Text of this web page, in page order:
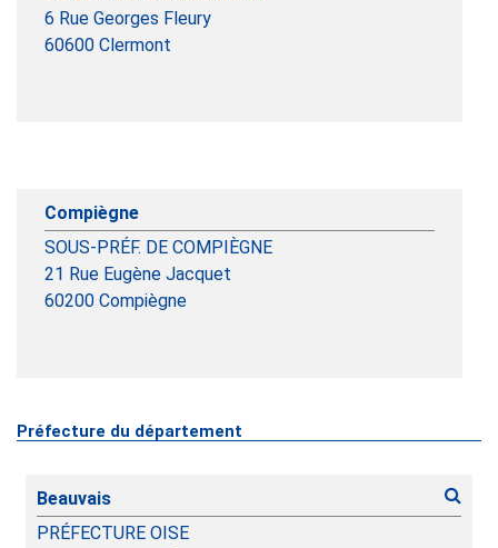
6 Rue Georges Fleury
60600 Clermont
Compiègne
SOUS-PRÉF. DE COMPIÈGNE
21 Rue Eugène Jacquet
60200 Compiègne
Préfecture du département
Beauvais
PRÉFECTURE OISE